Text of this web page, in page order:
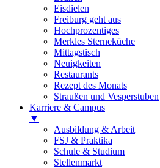
Eisdielen
Freiburg geht aus
Hochprozentiges
Merkles Sterneküche
Mittagstisch
Neuigkeiten
Restaurants
Rezept des Monats
Straußen und Vesperstuben
Karriere & Campus
▼
Ausbildung & Arbeit
FSJ & Praktika
Schule & Studium
Stellenmarkt